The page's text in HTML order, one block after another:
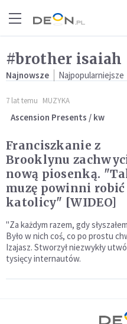
#brother isaiah
Najnowsze Najpopularniejsze
7 lat temu MUZYKA
Ascension Presents / kw
Franciszkanie z
Brooklynu
nową piosenką.
muzę powinni robić
katolicy" [WIDEO]
"Za każdym razem, gdy
Było w nich coś, co po prostu
Izajasz. Stworzył niezwykły
tysięcy internautów.